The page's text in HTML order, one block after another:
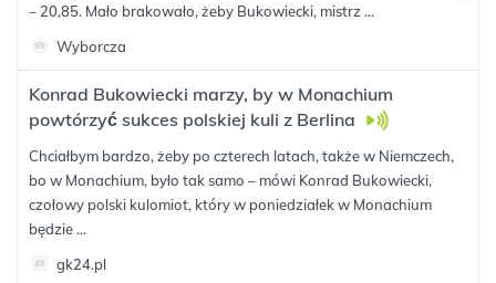
– 20,85. Mało brakowało, żeby Bukowiecki, mistrz ...
Wyborcza
Konrad Bukowiecki marzy, by w Monachium
powtórzyć sukces polskiej kuli z Berlina
Chciałbym bardzo, żeby po czterech latach, także w Niemczech,
bo w Monachium, było tak samo – mówi Konrad Bukowiecki,
czołowy polski kulomiot, który w poniedziałek w Monachium
będzie ...
gk24.pl